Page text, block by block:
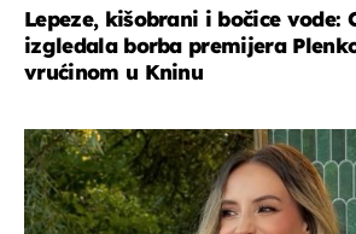
Lepeze, kišobrani i bočice vode:
izgledala borba premijera
vrućinom u Kninu